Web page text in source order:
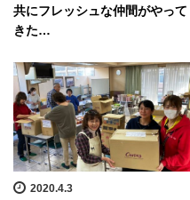
共にフレッシュな仲間がやって
きた…
2020.4.3